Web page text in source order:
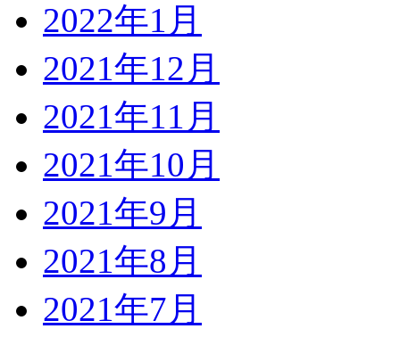
2022年1月
2021年12月
2021年11月
2021年10月
2021年9月
2021年8月
2021年7月